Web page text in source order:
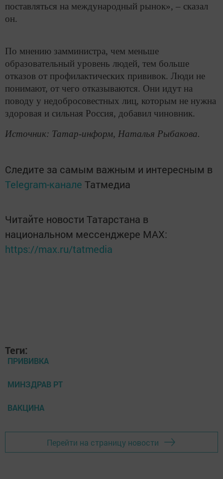
поставляться на международный рынок», – сказал
он.
По мнению замминистра, чем меньше
образовательный уровень людей, тем больше
отказов от профилактических прививок. Люди не
понимают, от чего отказываются. Они идут на
поводу у недобросовестных лиц, которым не нужна
здоровая и сильная Россия, добавил чиновник.
Источник: Татар-информ, Наталья Рыбакова.
Следите за самым важным и интересным в
Telegram-канале Татмедиа
Читайте новости Татарстана в
национальном мессенджере MАХ:
https://max.ru/tatmedia
Теги:
ПРИВИВКА
МИНЗДРАВ РТ
ВАКЦИНА
Перейти на страницу новости